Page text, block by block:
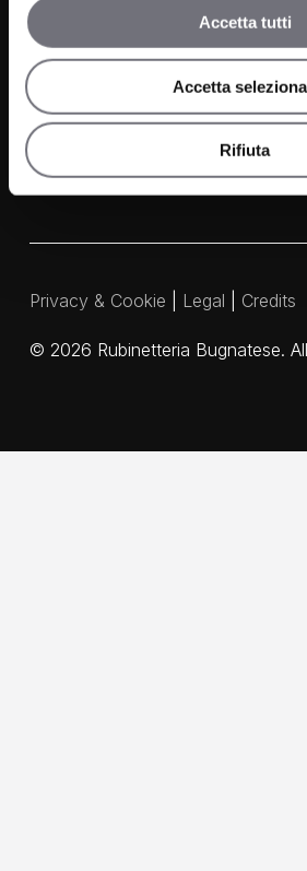
Accetta tutti
Accetta
Rifiuta
Contacts
Media and Downloads
Our Agents
Privacy & Cookie Legal Credits
© 2026 Rubinetteria Bugnatese.